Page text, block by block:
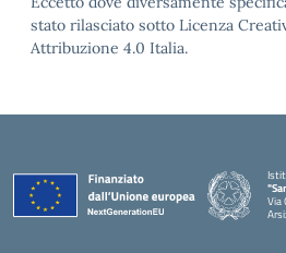
stato rilasciato sotto Licenza
Attribuzione 4.0 Italia.
Via